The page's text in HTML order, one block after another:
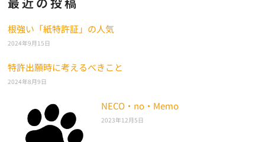
根強い「紙特許証」の人気
2024年9月15日
特許出願時に考えるべきこと
2024年8月9日
NECO・no・Memo
2023年12月5日